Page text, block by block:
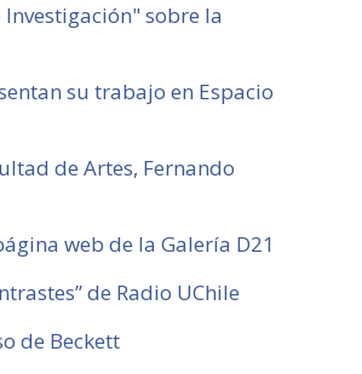
sobre la
su trabajo en Espacio
de Artes, Fernando
web de la Galería D21
de Radio UChile
de Beckett